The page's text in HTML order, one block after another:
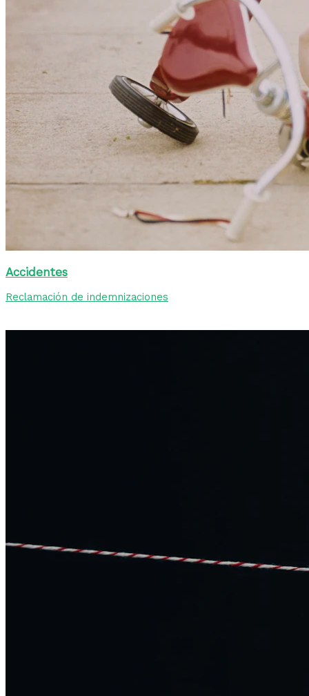
Accidentes
Reclamación de indemnizaciones